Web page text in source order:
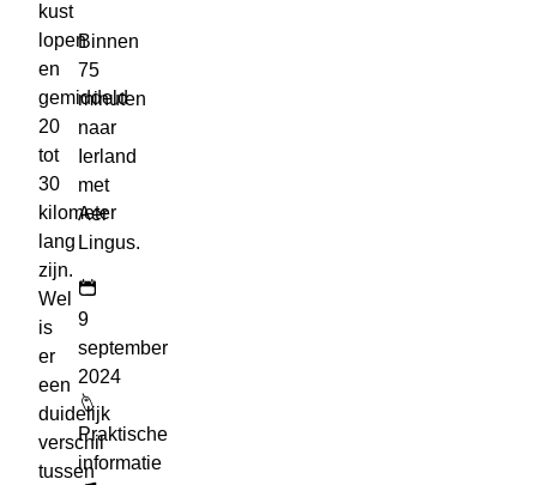
kust
lopen
en
gemiddeld
20
tot
30
kilometer
lang
zijn.
Wel
is
er
een
duidelijk
verschil
tussen
Binnen
75
minuten
naar
Ierland
met
Aer
Lingus.
9
september
2024
Praktische
informatie